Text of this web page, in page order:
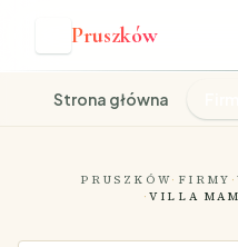
Pruszków
Strona główna
PRUSZKÓW· FIRMY ·
·VILLA